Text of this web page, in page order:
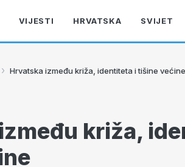
VIJESTI HRVATSKA SVIJET
› Hrvatska između križa, identiteta i tišine većine
križa,